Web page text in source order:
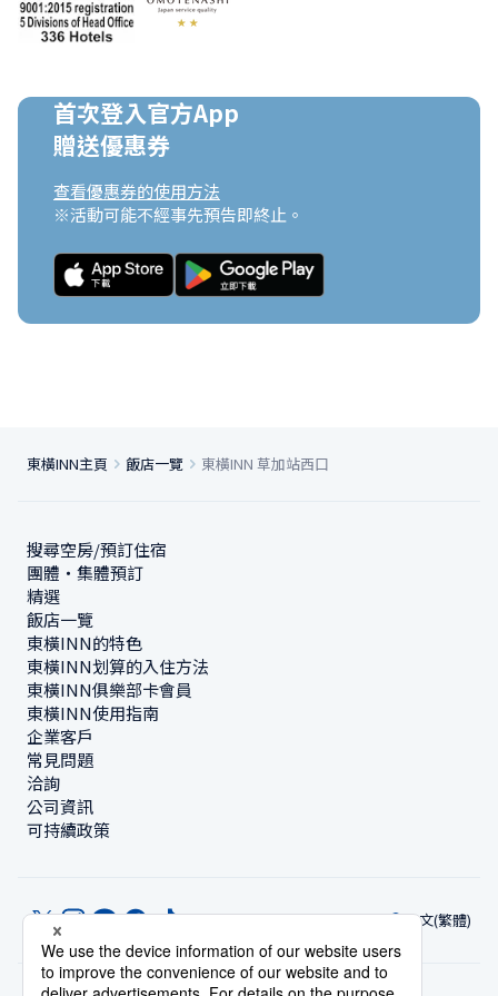
首次登入官方App
贈送優惠券
查看優惠券的使用方法
※活動可能不經事先預告即終止。
東橫INN主頁 飯店一覽 東橫INN 草加站西口
搜尋空房/預訂住宿
團體・集體預訂
精選
飯店一覽
東橫INN的特色
東橫INN划算的入住方法
東橫INN俱樂部卡會員
東橫INN使用指南
企業客戶
常見問題
洽詢
公司資訊
可持續政策
中文(繁體)